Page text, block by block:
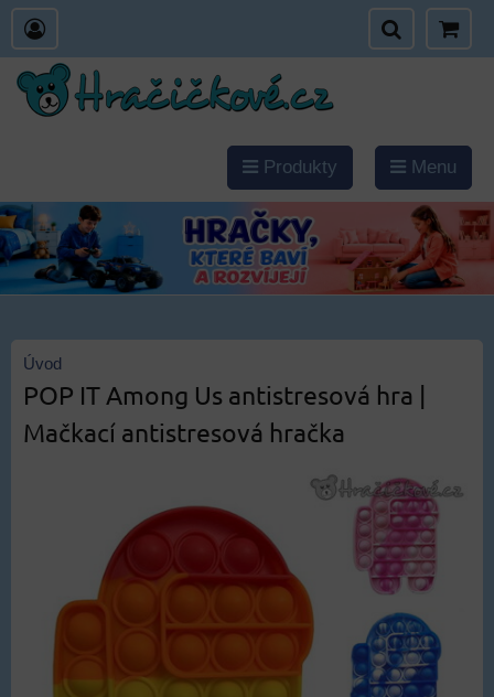
Produkty Menu
Úvod
POP IT Among Us antistresová hra |
Mačkací antistresová hračka